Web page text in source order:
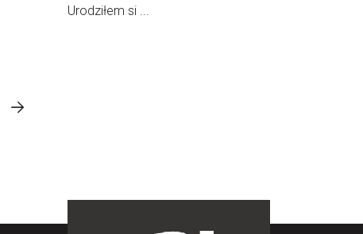
Urodziłem si ...